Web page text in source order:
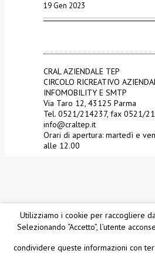
19 Gen 2023
CRAL AZIENDALE TEP
CIRCOLO RICREATIVO
INFOMOBILITY E SMTP
Via Taro 12, 43125 Parma
Tel. 0521/214237, fax 0521/
info@craltep.it
Orari di apertura: martedì e
alle 12.00
Utilizziamo i cookie per raccogliere
Selezionando “Accetto”, l’utente
condividere queste informazioni con